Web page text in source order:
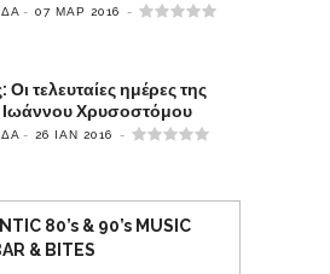
07 ΜΑΡ 2016
τελευταίες ημέρες της
Ιωάννου Χρυσοστόμου
26 ΙΑΝ 2016
80’s & 90’s MUSIC
& BITES